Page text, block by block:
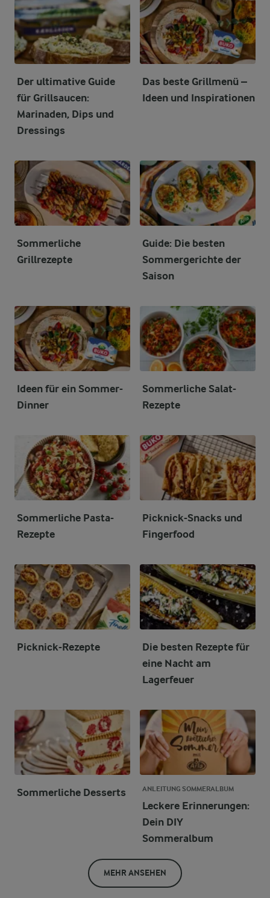
Der ultimative Guide
für Grillsaucen:
Marinaden, Dips und
Dressings
Das beste Grillmenü –
Ideen und Inspirationen
Sommerliche
Grillrezepte
Guide: Die besten
Sommergerichte der
Saison
Ideen für ein Sommer-
Dinner
Sommerliche Salat-
Rezepte
Sommerliche Pasta-
Rezepte
Picknick-Snacks und
Fingerfood
Picknick-Rezepte
Die besten Rezepte für
eine Nacht am
Lagerfeuer
Sommerliche Desserts ANLEITUNG SOMMERALBUM
Leckere Erinnerungen:
Dein DIY
Sommeralbum
MEHR ANSEHEN